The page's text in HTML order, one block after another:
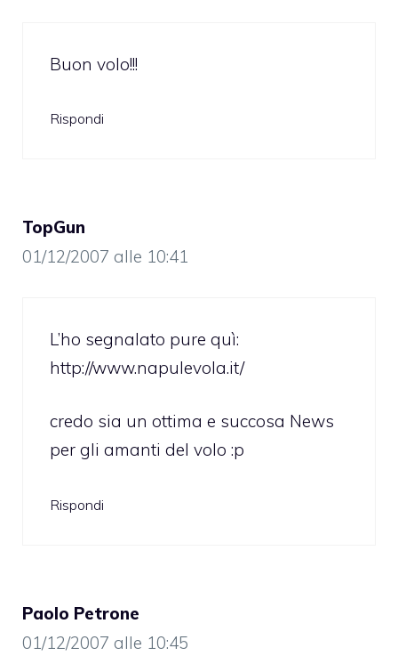
Buon volo!!!
Rispondi
TopGun
01/12/2007 alle 10:41
L’ho segnalato pure quì:
http://www.napulevola.it/
credo sia un ottima e succosa News
per gli amanti del volo :p
Rispondi
Paolo Petrone
01/12/2007 alle 10:45